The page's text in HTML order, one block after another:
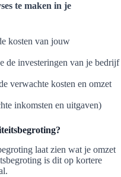
te maken in je
kosten van jouw
de investeringen van je bedrijf
verwachte kosten en omzet
inkomsten en uitgaven)
laat zien wat je omzet
is dit op kortere